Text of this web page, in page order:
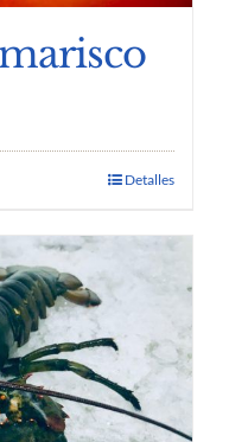
Detalles